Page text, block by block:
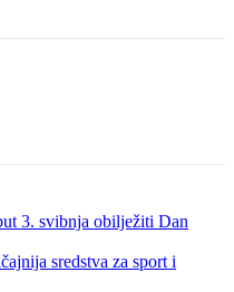
3. svibnja obilježiti Dan
sredstva za sport i